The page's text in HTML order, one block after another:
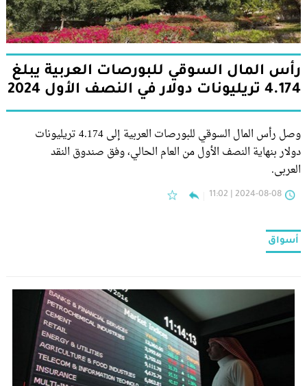
رأس المال السوقي للبورصات العربية يبلغ
4.174 تريليونات دولار في النصف الأول 2024
وصل رأس المال السوقي للبورصات العربية إلى 4.174 تريليونات
دولار بنهاية النصف الأول من العام الحالي، وفق صندوق النقد
العربي.
2024-08-08 | 11:02
أسواق